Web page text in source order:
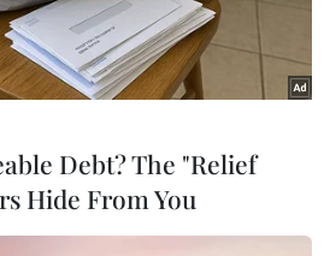
Debt? The "Relief
Hide From You